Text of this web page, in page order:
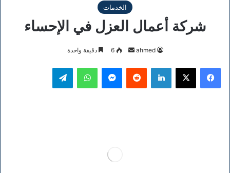
الخدمات
شركة أعمال العزل في الإحساء
ahmed
أرسل
إلكترونيا
6 دقيقة واحدة
فيسبوك ‫X لينكدإن ماسنجر واتساب تيلقرام